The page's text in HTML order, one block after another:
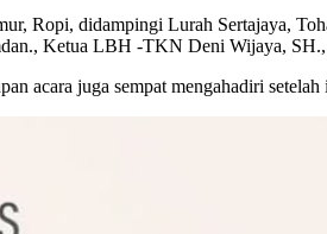
Ropi, didampingi Lurah Sertajaya,
Ketua LBH -TKN Deni Wijaya,
acara juga sempat mengahadiri